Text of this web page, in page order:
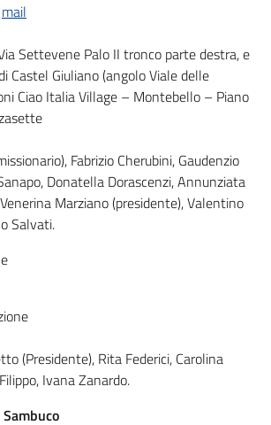
mail
Settevene Palo II tronco parte destra, e
Castel Giuliano (angolo Viale delle
Ciao Italia Village – Montebello – Piano
Fabrizio Cherubini, Gaudenzio
Donatella Dorascenzi, Annunziata
Marziano (presidente), Valentino
Salvati.
(Presidente), Rita Federici, Carolina
Ivana Zanardo.